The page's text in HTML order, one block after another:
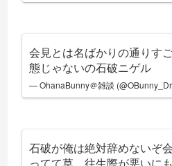
会見とは名ばかりの通りす
態じゃないの石破ニゲル
— OhanaBunny＠雑談
石破が俺は絶対辞めないぞ